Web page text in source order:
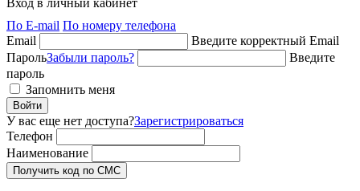
Вход в личный кабинет
По E-mail По номеру телефона
Email
Введите корректный Email
ПарольЗабыли пароль?
Введите
пароль
Запомнить меня
Войти
У вас еще нет доступа?Зарегистрироваться
Телефон
Наименование
Получить код по СМС